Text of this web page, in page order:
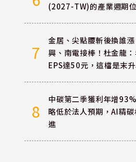
(2027-TW)的產業週期
7
金居、尖點腰斬後換誰
興、南電接棒！杜金龍
EPS達50元，這檔是末
8
中碳第二季獲利年增
略低於法人預期，AI精
進